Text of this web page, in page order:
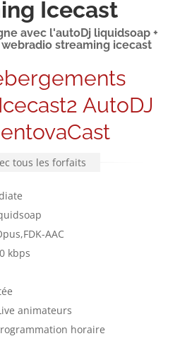
Icecast
avec l'autoDj liquidsoap +
streaming icecast
AutoDJ
tous les forfaits
AAC
kbps
animateurs
horaire